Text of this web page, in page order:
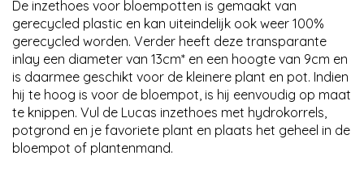
De inzethoes voor bloempotten is gemaakt van
gerecycled plastic en kan uiteindelijk ook weer 100%
gerecycled worden. Verder heeft deze transparante
inlay een diameter van 13cm* en een hoogte van 9cm en
is daarmee geschikt voor de kleinere plant en pot. Indien
hij te hoog is voor de bloempot, is hij eenvoudig op maat
te knippen. Vul de Lucas inzethoes met hydrokorrels,
potgrond en je favoriete plant en plaats het geheel in de
bloempot of plantenmand.